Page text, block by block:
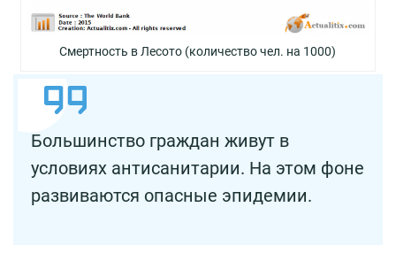
Смертность в Лесото (количество чел. на 1000)
Большинство граждан живут в
условиях антисанитарии. На этом фоне
развиваются опасные эпидемии.